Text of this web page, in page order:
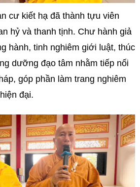
cư kiết hạ đã thành tựu viên
hỷ và thanh tịnh. Chư hành giả
hành, tinh nghiêm giới luật, thúc
dưỡng đạo tâm nhằm tiếp nối
góp phần làm trang nghiêm
đại.